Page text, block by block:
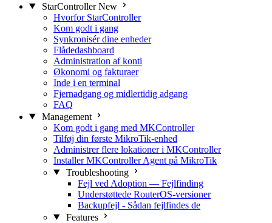
StarController New
Hvorfor StarController
Kom godt i gang
Synkronisér dine enheder
Flådedashboard
Administration af konti
Økonomi og fakturaer
Inde i en terminal
Fjernadgang og midlertidig adgang
FAQ
Management
Kom godt i gang med MKController
Tilføj din første MikroTik-enhed
Administrer flere lokationer i MKController
Installer MKController Agent på MikroTik
Troubleshooting
Fejl ved Adoption — Fejlfinding
Understøttede RouterOS-versioner
Backupfejl - Sådan fejlfindes de
Features